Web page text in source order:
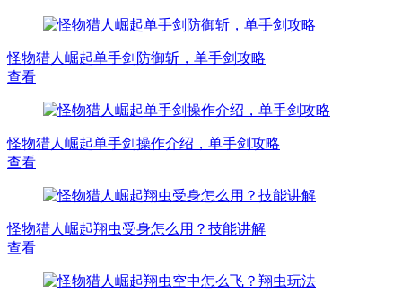
怪物猎人崛起单手剑防御斩，单手剑攻略
查看
怪物猎人崛起单手剑操作介绍，单手剑攻略
查看
怪物猎人崛起翔虫受身怎么用？技能讲解
查看